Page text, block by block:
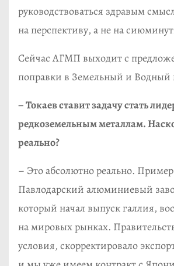
руководствоваться здравым
на перспективу, а не на
Сейчас АГМП выходит с
поправки в Земельный и Водный
– Токаев ставит задачу стать
редкоземельным металлам.
реально?
– Это абсолютно реально.
Павлодарский алюминиевый
который начал выпуск галлия,
на мировых рынках.
условия, скорректировало